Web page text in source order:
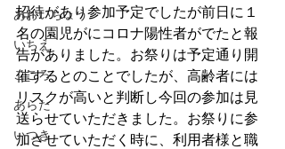
あおいちょう
いちえ
こころ
あらた
いつき
招待があり参加予定でしたが前日に１
名の園児がにコロナ陽性者がでたと報
告がありました。お祭りは予定通り開
催するとのことでしたが、高齢者には
リスクが高いと判断し今回の参加は見
送らせていただきました。お祭りに参
加させていただく時に、利用者様と職